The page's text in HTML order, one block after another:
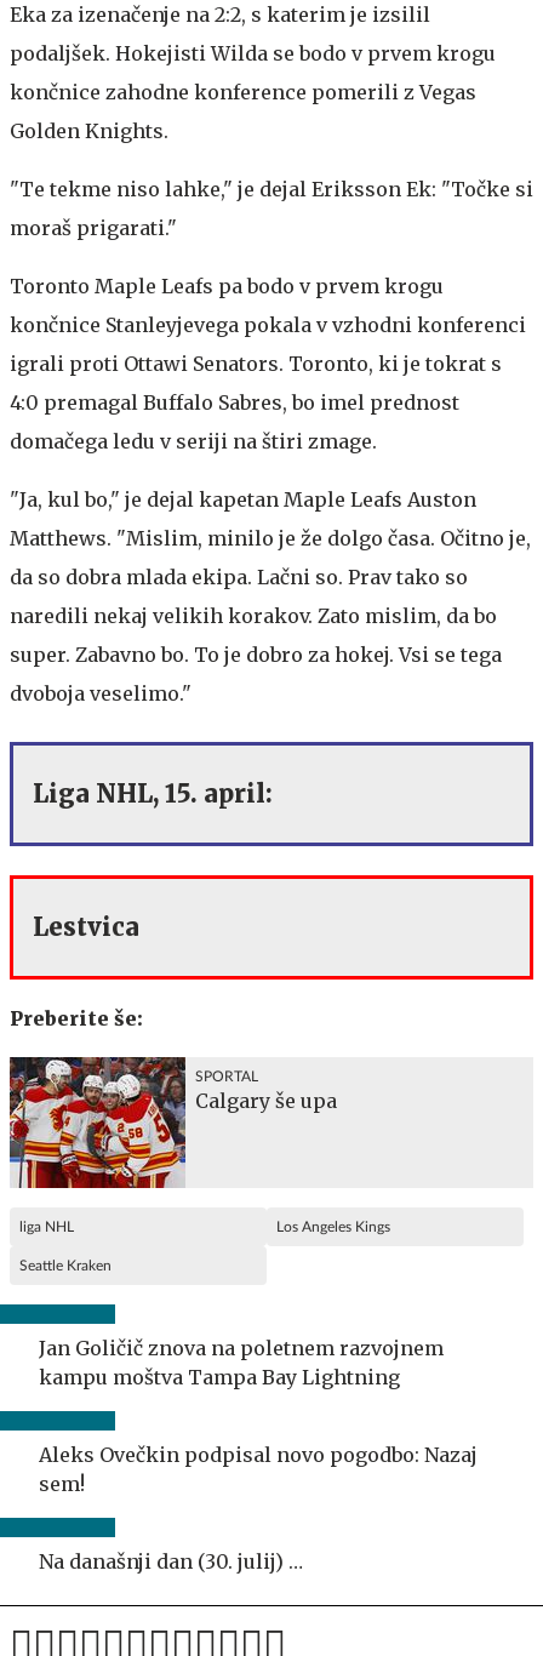
Eka za izenačenje na 2:2, s katerim je izsilil
podaljšek. Hokejisti Wilda se bodo v prvem krogu
končnice zahodne konference pomerili z Vegas
Golden Knights.
"Te tekme niso lahke," je dejal Eriksson Ek: "Točke si
moraš prigarati."
Toronto Maple Leafs pa bodo v prvem krogu
končnice Stanleyjevega pokala v vzhodni konferenci
igrali proti Ottawi Senators. Toronto, ki je tokrat s
4:0 premagal Buffalo Sabres, bo imel prednost
domačega ledu v seriji na štiri zmage.
"Ja, kul bo," je dejal kapetan Maple Leafs Auston
Matthews. "Mislim, minilo je že dolgo časa. Očitno je,
da so dobra mlada ekipa. Lačni so. Prav tako so
naredili nekaj velikih korakov. Zato mislim, da bo
super. Zabavno bo. To je dobro za hokej. Vsi se tega
dvoboja veselimo."
Liga NHL, 15. april:
Lestvica
Preberite še:
SPORTAL
Calgary še upa
liga NHL Los Angeles Kings
Seattle Kraken
Jan Goličič znova na poletnem razvojnem
kampu moštva Tampa Bay Lightning
Aleks Ovečkin podpisal novo pogodbo: Nazaj
sem!
Na današnji dan (30. julij) …